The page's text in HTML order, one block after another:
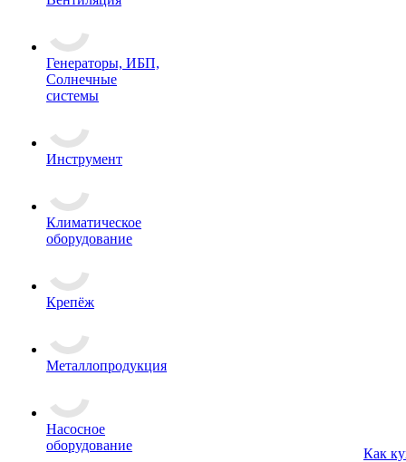
Генераторы, ИБП,
Солнечные
системы
Инструмент
Климатическое
оборудование
Крепёж
Металлопродукция
Насосное
оборудование
Как